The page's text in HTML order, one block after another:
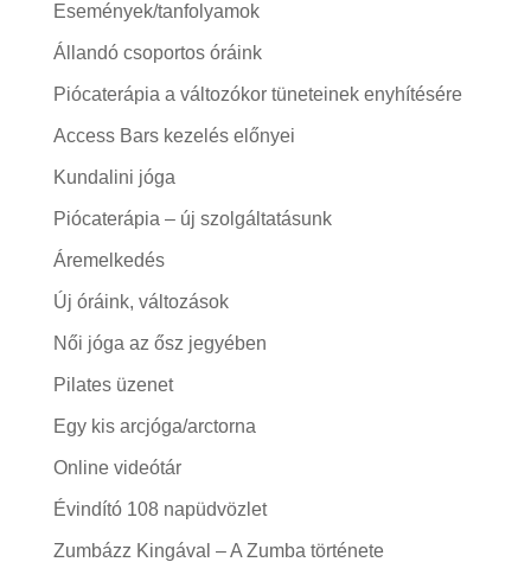
Események/tanfolyamok
Állandó csoportos óráink
Piócaterápia a változókor tüneteinek enyhítésére
Access Bars kezelés előnyei
Kundalini jóga
Piócaterápia – új szolgáltatásunk
Áremelkedés
Új óráink, változások
Női jóga az ősz jegyében
Pilates üzenet
Egy kis arcjóga/arctorna
Online videótár
Évindító 108 napüdvözlet
Zumbázz Kingával – A Zumba története